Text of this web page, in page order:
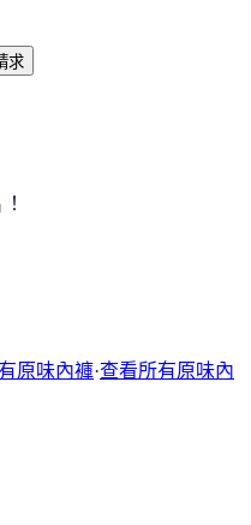
求
原味內褲·查看所有原味內